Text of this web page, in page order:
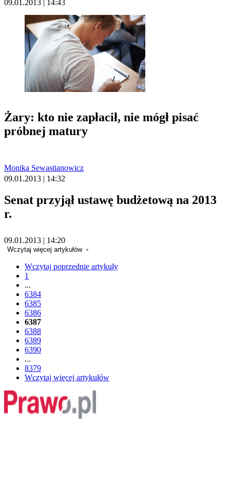
09.01.2013 | 14:43
Żary: kto nie zapłacił, nie mógł pisać
próbnej matury
Monika Sewastianowicz
09.01.2013 | 14:32
Senat przyjął ustawę budżetową na 2013
r.
09.01.2013 | 14:20
Wczytaj więcej artykułów
Wczytaj poprzednie artykuły
1
...
6384
6385
6386
6387
6388
6389
6390
...
8379
Wczytaj więcej artykułów